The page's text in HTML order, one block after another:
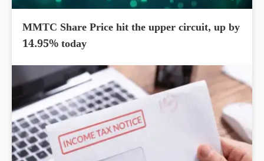
MMTC Share Price hit the upper circuit, up by
14.95% today